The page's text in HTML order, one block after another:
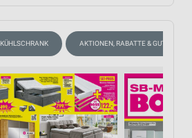
AKTIONEN, RABATTE & GUTSCHEINE